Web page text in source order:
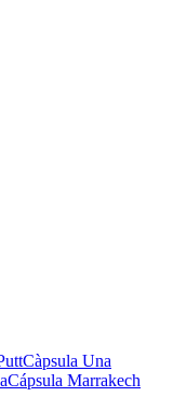
Càpsula Una
Cápsula Marrakech